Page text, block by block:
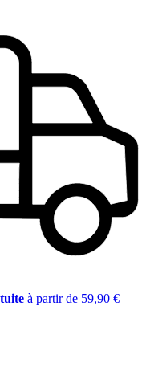
à partir de 59,90 €